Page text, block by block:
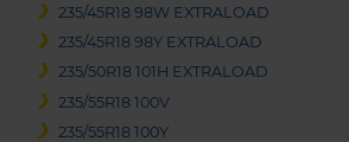
235/45R18 98W EXTRALOAD
235/45R18 98Y EXTRALOAD
235/50R18 101H EXTRALOAD
235/55R18 100V
235/55R18 100Y